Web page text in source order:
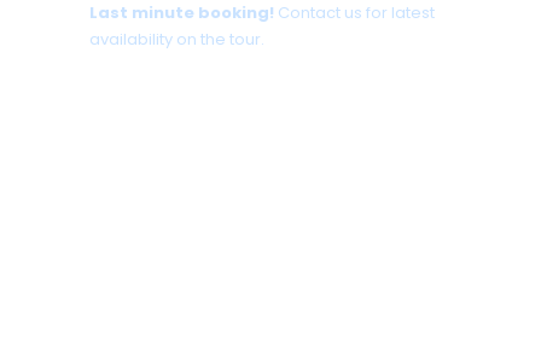
Last minute booking! Contact us for latest
availability on the tour.